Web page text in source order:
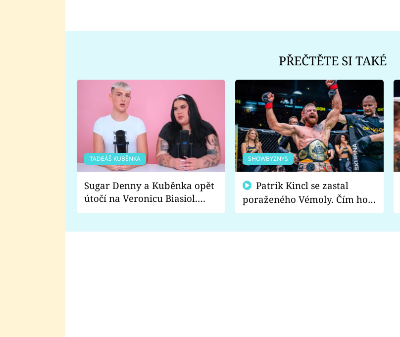
PŘEČTĚTE SI TAKÉ
TADEÁŠ KUBĚNKA
Sugar Denny a Kuběnka opět
útočí na Veronicu Biasiol.
Proč je podle nich falešná a
SHOWBYZNYS
poraženého Vémoly. Čím ho
fanoušci naštvali?